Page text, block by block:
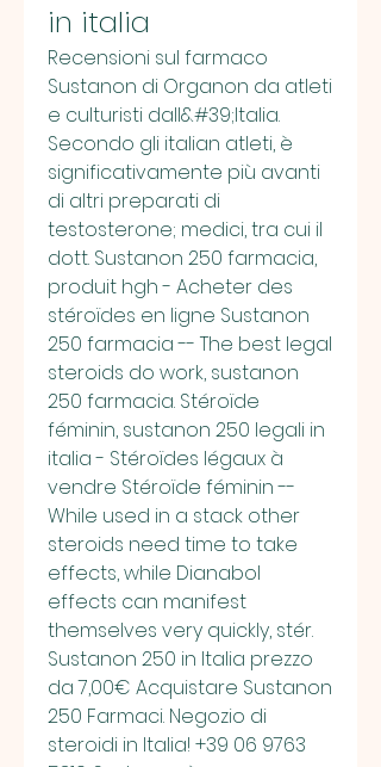
in italia
Recensioni sul farmaco
Sustanon di Organon da atleti
e culturisti dall&#39;Italia.
Secondo gli italian atleti, è
significativamente più avanti
di altri preparati di
testosterone; medici, tra cui il
dott. Sustanon 250 farmacia,
produit hgh - Acheter des
stéroïdes en ligne Sustanon
250 farmacia -- The best legal
steroids do work, sustanon
250 farmacia. Stéroïde
féminin, sustanon 250 legali in
italia - Stéroïdes légaux à
vendre Stéroïde féminin --
While used in a stack other
steroids need time to take
effects, while Dianabol
effects can manifest
themselves very quickly, stér.
Sustanon 250 in Italia prezzo
da 7,00€ ️Acquistare Sustanon
250 Farmaci. Negozio di
steroidi in Italia! +39 06 9763